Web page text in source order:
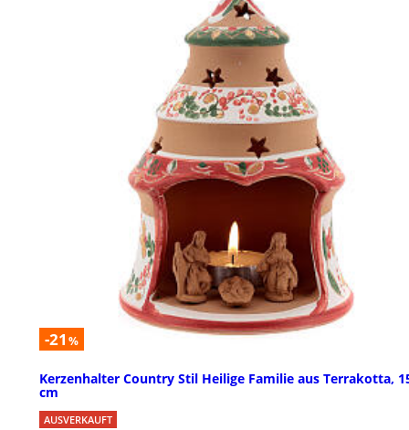
-21 %
Kerzenhalter Country Stil Heilige Familie aus Terrakotta,
cm
AUSVERKAUFT